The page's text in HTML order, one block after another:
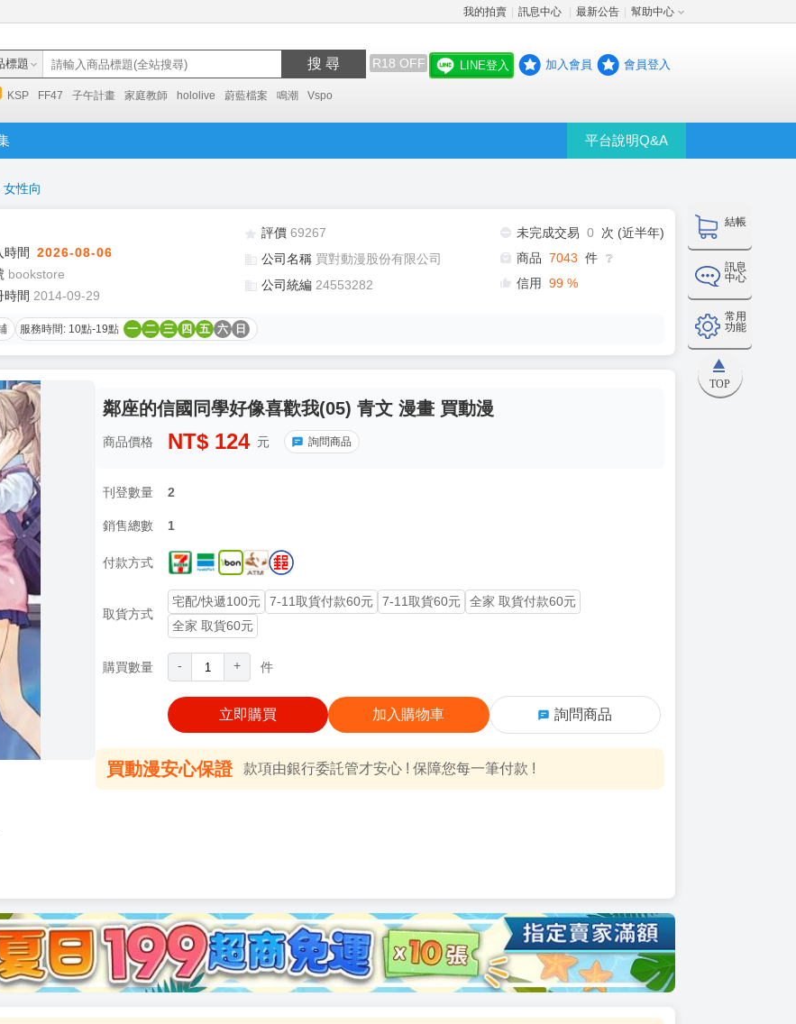
我的拍賣 訊息中心 最新公告 幫助中心
標題 搜 尋 R18 OFF
KSP FF47 子午計畫 家庭教師 hololive 蔚藍檔案 鳴潮 Vspo
LINE登入 加入會員 會員登入
平台說明Q&A
結帳
訊息
中心
常用
功能
TOP
女性向
時間 2026-08-06
bookstore
時間 2014-09-29
評價 69267
公司名稱 買對動漫股份有限公司
公司統編 24553282
未完成交易 0
次 (近半年)
商品 7043 件 ❔
信用 99 %
服務時間: 10點-19點 一 二 三 四 五 六 日
鄰座的信國同學好像喜歡我(05) 青文 漫畫 買動漫
商品價格 NT$ 124 元 詢問商品
刊登數量 2
銷售總數 1
付款方式
取貨方式
宅配/快遞100元 7-11取貨付款60元 7-11取貨60元
全家 取貨付款60元
全家 取貨60元
購買數量 - + 件
立即購買 加入購物車 詢問商品
買動漫安心保證 款項由銀行委託管才安心 ! 保障您每一筆付款 !